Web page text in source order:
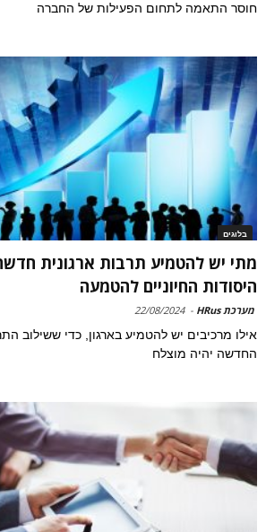
חוסר התאמה לתחום הפעילות של החברה
בלוגים
מתי יש להטמיע תרבות ארגונית
היסודות החיוניים להטמעה
מערכת HRus -
22/08/2024
אילו מרכיבים יש להטמיע בארגון, כדי ששילוב
החדשה יהיה מוצלח